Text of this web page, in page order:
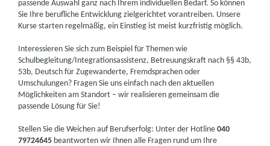
passende Auswahl ganz nach Ihrem individuellen Bedarf. So können
Sie Ihre berufliche Entwicklung zielgerichtet vorantreiben. Unsere
Kurse starten regelmäßig, ein Einstieg ist meist kurzfristig möglich.
Interessieren Sie sich zum Beispiel für Themen wie
Schulbegleitung/Integrationsassistenz, Betreuungskraft nach §§ 43b,
53b, Deutsch für Zugewanderte, Fremdsprachen oder
Umschulungen? Fragen Sie uns einfach nach den aktuellen
Möglichkeiten am Standort – wir realisieren gemeinsam die
passende Lösung für Sie!
Stellen Sie die Weichen auf Berufserfolg: Unter der Hotline040
79724645 beantworten wir Ihnen alle Fragen rund um Ihre